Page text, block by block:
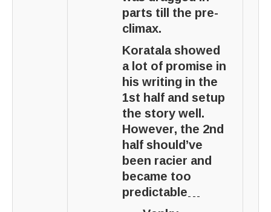
parts till the pre-
climax.
Koratala showed
a lot of promise in
his writing in the
1st half and setup
the story well.
However, the 2nd
half should’ve
been racier and
became too
predictable…